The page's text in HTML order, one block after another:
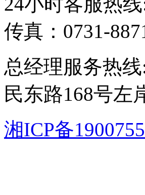
传真：0731-
总经理服务热
民东路168号
湘ICP备